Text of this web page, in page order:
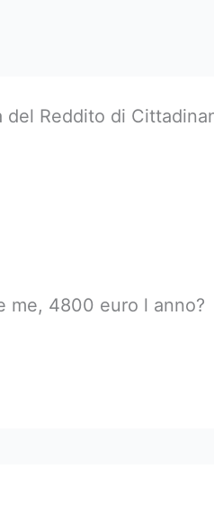
del Reddito di
me, 4800 euro l anno?